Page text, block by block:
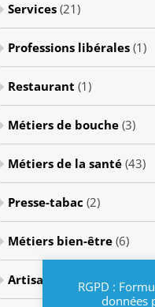
Services (21)
Professions libérales (1)
Restaurant (1)
Métiers de bouche (3)
Métiers de la santé (43)
Presse-tabac (2)
Métiers bien-être (6)
Artisanat (1)RGPD :
données